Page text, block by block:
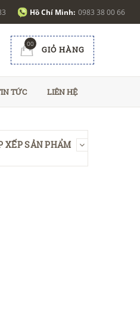
Hồ Chí Minh: 0983 38 00 66
00
GIỎ HÀNG
TỨC LIÊN HỆ
XẾP SẢN PHẨM